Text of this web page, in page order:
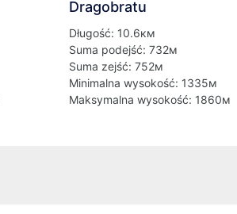
Dragobratu
Długość: 10.6км
Suma podejść: 732м
Suma zejść: 752м
Minimalna wysokość: 1335м
Maksymalna wysokość: 1860м